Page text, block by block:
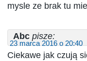
mysle ze brak tu
Abc pisze:
23 marca 2016 o 20:40
Ciekawe jak czują